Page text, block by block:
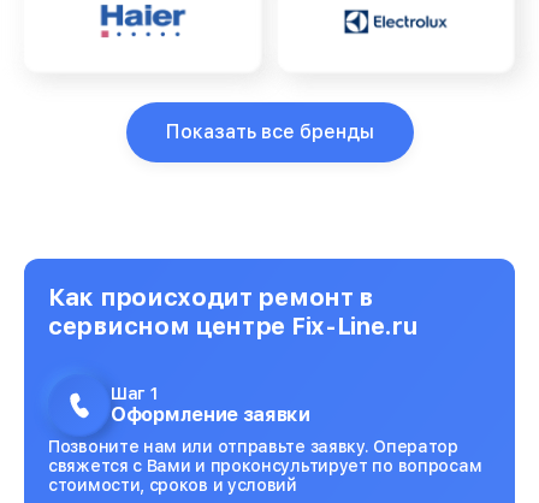
Показать все бренды
Как происходит ремонт в
сервисном центре Fix-Line.ru
Шаг 1
Оформление заявки
Позвоните нам или отправьте заявку. Оператор
свяжется с Вами и проконсультирует по вопросам
стоимости, сроков и условий